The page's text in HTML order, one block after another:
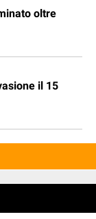
oltre
il 15